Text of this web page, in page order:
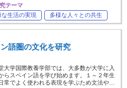
テーマ
な生活の実現
多様な人々との共生
語圏の文化を研究
大学国際教養学部では、大多数が大学に入
らスペイン語を学び始めます。１～２年生
常でよく使われる表現を学ぶため文法や…